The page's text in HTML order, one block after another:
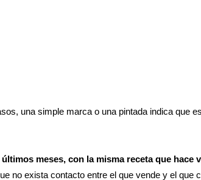
una simple marca o una pintada indica que
meses, con la misma receta que hace
no exista contacto entre el que vende y el que